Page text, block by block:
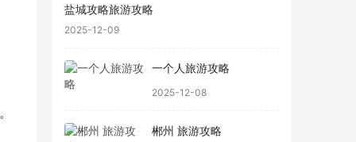
盐城攻略旅游攻略
2025-12-09
一个人旅游攻略
2025-12-08
郴州 旅游攻略